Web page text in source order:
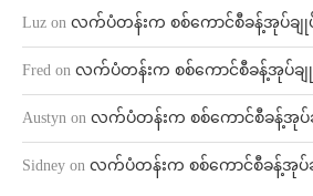
Luz on လက်ပံတန်းက စစ်ကောင်စီခန့်အုပ်ချု
Fred on လက်ပံတန်းက စစ်ကောင်စီခန့်အုပ်ချု
Austyn on လက်ပံတန်းက စစ်ကောင်စီခန့်အုပ်
Sidney on လက်ပံတန်းက စစ်ကောင်စီခန့်အုပ်